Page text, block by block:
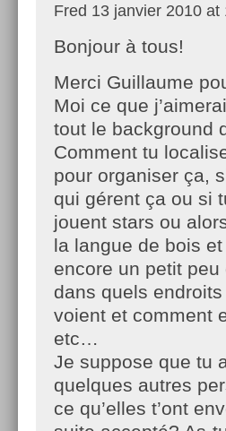
Fred 13 janvier 2010 at
Bonjour à tous!
Merci Guillaume
Moi ce que
tout le background
Comment tu
pour organiser ça,
qui gérent ça ou si
jouent stars ou
la langue de bois
encore un petit
dans quels
voient et comment
etc…
Je suppose que tu
quelques autres
ce qu’elles t’ont